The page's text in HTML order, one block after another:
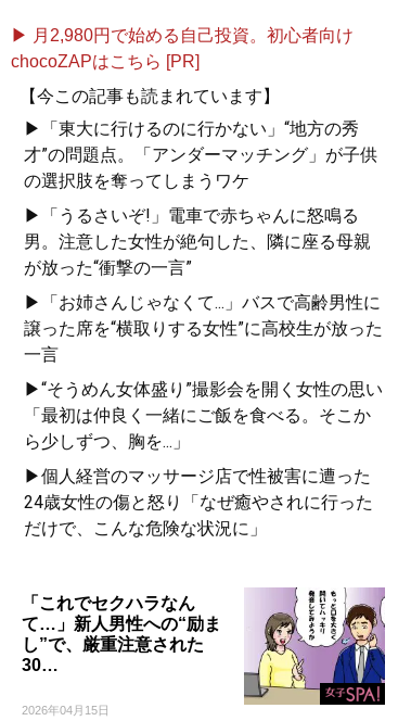
▶ 月2,980円で始める自己投資。初心者向け
chocoZAPはこちら [PR]
【今この記事も読まれています】
▶「東大に行けるのに行かない」“地方の秀
才”の問題点。「アンダーマッチング」が子供
の選択肢を奪ってしまうワケ
▶「うるさいぞ!」電車で赤ちゃんに怒鳴る
男。注意した女性が絶句した、隣に座る母親
が放った“衝撃の一言”
▶「お姉さんじゃなくて...」バスで高齢男性に
譲った席を“横取りする女性”に高校生が放った
一言
▶“そうめん女体盛り”撮影会を開く女性の思い
「最初は仲良く一緒にご飯を食べる。そこか
ら少しずつ、胸を...」
▶個人経営のマッサージ店で性被害に遭った
24歳女性の傷と怒り「なぜ癒やされに行った
だけで、こんな危険な状況に」
「これでセクハラなん
て…」新人男性への“励ま
し”で、厳重注意された
30…
2026年04月15日